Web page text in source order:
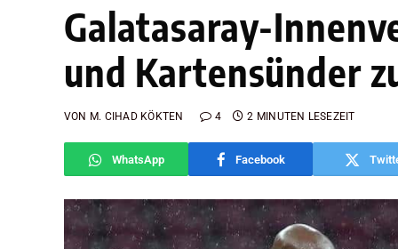
Galatasaray-
und Kartensünder
VON M. CIHAD KÖKTEN 4 2 MINUTEN LESEZEIT
WhatsApp Facebook